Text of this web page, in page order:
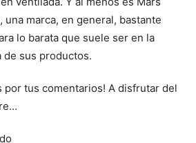
una marca, en general, bastante
lo barata que suele ser en la
de sus productos.
por tus comentarios! A disfrutar del